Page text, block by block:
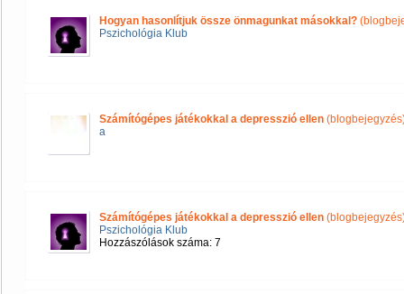
Hogyan hasonlítjuk össze önmagunkat másokkal?
Pszichológia Klub
Számítógépes játékokkal a depresszió ellen
a
Számítógépes játékokkal a depresszió ellen
Pszichológia Klub
Hozzászólások száma: 7